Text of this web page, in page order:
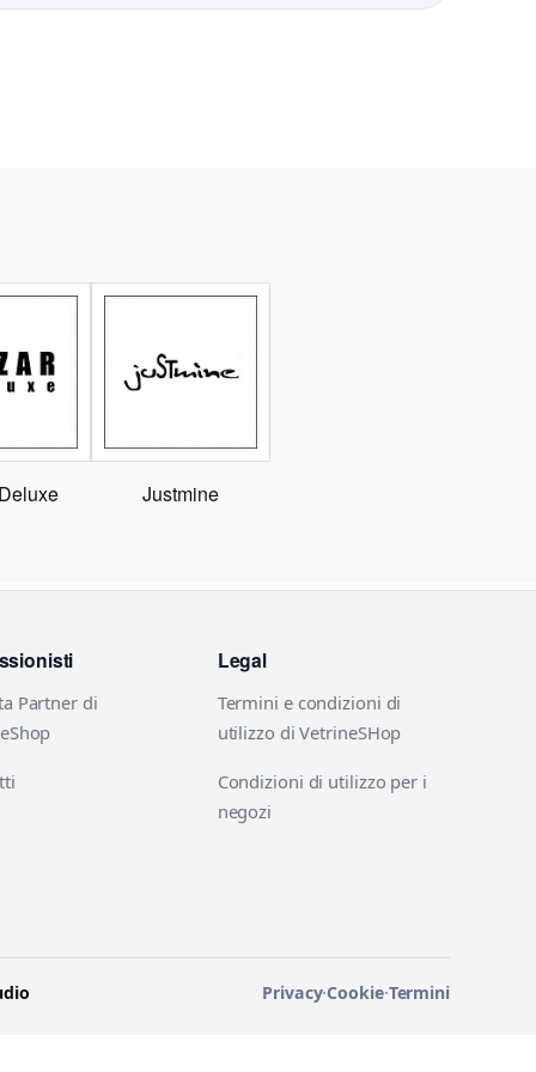
Justmine
Partner di
Legal
Termini e condizioni di
utilizzo di VetrineSHop
Condizioni di utilizzo per i
negozi
Privacy·Cookie·Termini